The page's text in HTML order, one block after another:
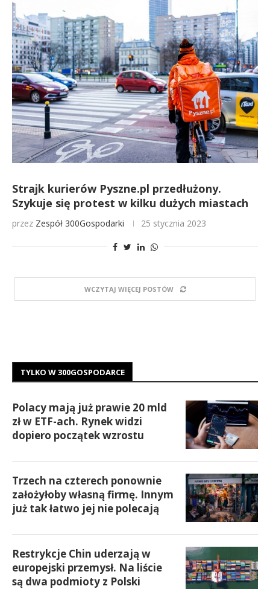
Strajk kurierów Pyszne.pl przedłużony.
Szykuje się protest w kilku dużych miastach
przez Zespół 300Gospodarki 25 stycznia 2023
WCZYTAJ WIĘCEJ POSTÓW
TYLKO W 300GOSPODARCE
Polacy mają już prawie 20 mld
zł w ETF-ach. Rynek widzi
dopiero początek wzrostu
Trzech na czterech ponownie
założyłoby własną firmę. Innym
już tak łatwo jej nie polecają
Restrykcje Chin uderzają w
europejski przemysł. Na liście
są dwa podmioty z Polski